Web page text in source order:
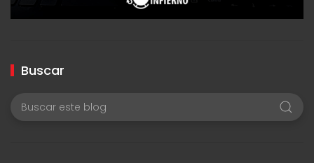
Buscar